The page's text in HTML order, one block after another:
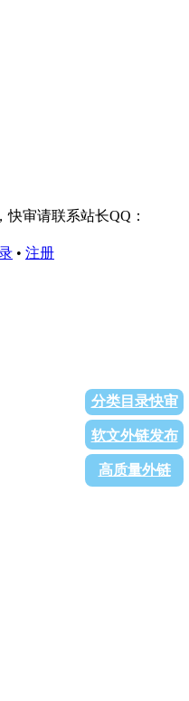
审请联系站长QQ：
• 注册
分类目录快审
软文外链发布
高质量外链